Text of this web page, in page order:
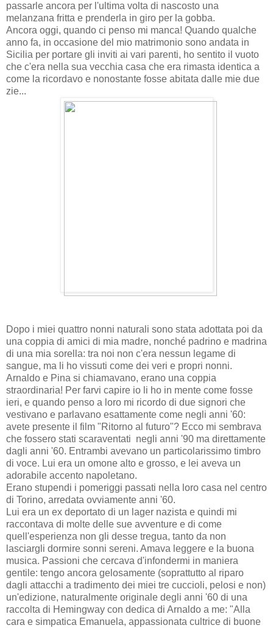
passarle ancora per l'ultima volta di nascosto una
melanzana fritta e prenderla in giro per la gobba.
Ancora oggi, quando ci penso mi manca! Quando qualche
anno fa, in occasione del mio matrimonio sono andata in
Sicilia per portare gli inviti ai vari parenti, ho sentito il vuoto
che c'era nella sua vecchia casa che era rimasta identica a
come la ricordavo e nonostante fosse abitata dalle mie due
zie...
Dopo i miei quattro nonni naturali sono stata adottata poi da
una coppia di amici di mia madre, nonché padrino e madrina
di una mia sorella: tra noi non c'era nessun legame di
sangue, ma li ho vissuti come dei veri e propri nonni.
Arnaldo e Pina si chiamavano, erano una coppia
straordinaria! Per farvi capire io li ho in mente come fosse
ieri, e quando penso a loro mi ricordo di due signori che
vestivano e parlavano esattamente come negli anni '60:
avete presente il film "Ritorno al futuro"? Ecco mi sembrava
che fossero stati scaraventati negli anni '90 ma direttamente
dagli anni '60. Entrambi avevano un particolarissimo timbro
di voce. Lui era un omone alto e grosso, e lei aveva un
adorabile accento napoletano.
Erano stupendi i pomeriggi passati nella loro casa nel centro
di Torino, arredata ovviamente anni '60.
Lui era un ex deportato di un lager nazista e quindi mi
raccontava di molte delle sue avventure e di come
quell'esperienza non gli desse tregua, tanto da non
lasciargli dormire sonni sereni. Amava leggere e la buona
musica. Passioni che cercava d'infondermi in maniera
gentile: tengo ancora gelosamente (soprattutto al riparo
dagli attacchi a tradimento dei miei tre cuccioli, pelosi e non)
un'edizione, naturalmente originale degli anni '60 di una
raccolta di Hemingway con dedica di Arnaldo a me: "Alla
cara e simpatica Emanuela, appassionata cultrice di buone